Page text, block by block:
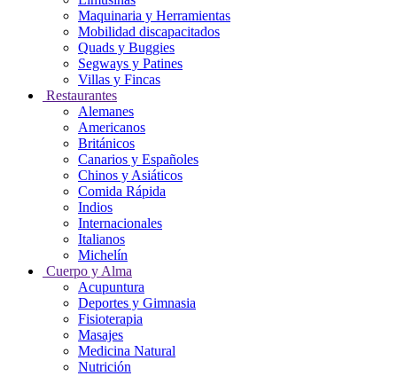
Maquinaria y Herramientas
Mobilidad discapacitados
Quads y Buggies
Segways y Patines
Villas y Fincas
Restaurantes
Alemanes
Americanos
Británicos
Canarios y Españoles
Chinos y Asiáticos
Comida Rápida
Indios
Internacionales
Italianos
Michelín
Cuerpo y Alma
Acupuntura
Deportes y Gimnasia
Fisioterapia
Masajes
Medicina Natural
Nutrición